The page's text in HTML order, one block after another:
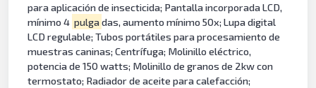
para aplicación de insecticida; Pantalla incorporada LCD,
mínimo 4 pulgadas, aumento mínimo 50x; Lupa digital
LCD regulable; Tubos portátiles para procesamiento de
muestras caninas; Centrífuga; Molinillo eléctrico,
potencia de 150 watts; Molinillo de granos de 2kw con
termostato; Radiador de aceite para calefacción;